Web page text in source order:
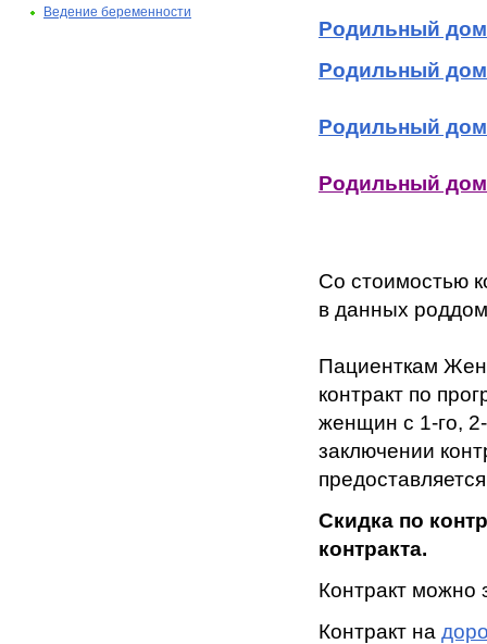
Ведение беременности
Родильный
Родильный
Родильный дом
Родильный дом
Со стоимостью
в данных
Пациенткам
контракт по
женщин с 1-го,
заключении
Скидка по
контракта.
Контракт можно
Контракт на